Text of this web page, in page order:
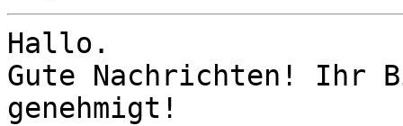
Hallo.
Gute Nachrichten! Ihr
genehmigt!